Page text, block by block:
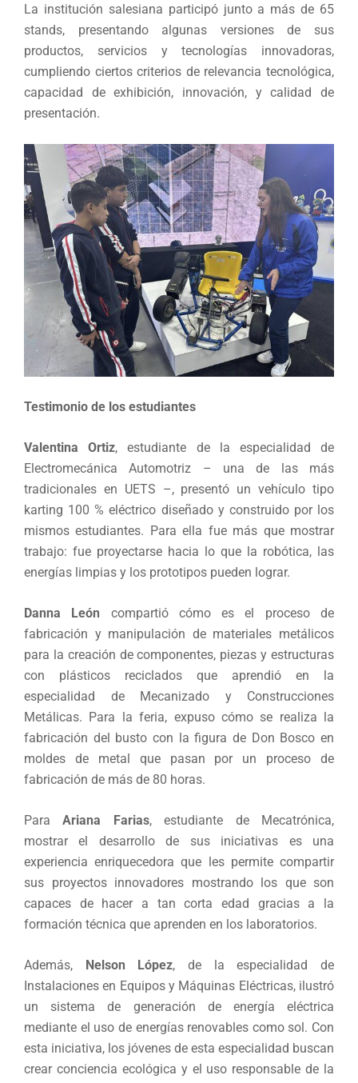
La institución salesiana participó junto a más de 65
stands, presentando algunas versiones de sus
productos, servicios y tecnologías innovadoras,
cumpliendo ciertos criterios de relevancia tecnológica,
capacidad de exhibición, innovación, y calidad de
presentación.
Testimonio de los estudiantes
Valentina Ortiz, estudiante de la especialidad de
Electromecánica Automotriz – una de las más
tradicionales en UETS –, presentó un vehículo tipo
karting 100 % eléctrico diseñado y construido por los
mismos estudiantes. Para ella fue más que mostrar
trabajo: fue proyectarse hacia lo que la robótica, las
energías limpias y los prototipos pueden lograr.
Danna León compartió cómo es el proceso de
fabricación y manipulación de materiales metálicos
para la creación de componentes, piezas y estructuras
con plásticos reciclados que aprendió en la
especialidad de Mecanizado y Construcciones
Metálicas. Para la feria, expuso cómo se realiza la
fabricación del busto con la figura de Don Bosco en
moldes de metal que pasan por un proceso de
fabricación de más de 80 horas.
ParaAriana Farias, estudiante de Mecatrónica,
mostrar el desarrollo de sus iniciativas es una
experiencia enriquecedora que les permite compartir
sus proyectos innovadores mostrando los que son
capaces de hacer a tan corta edad gracias a la
formación técnica que aprenden en los laboratorios.
Además, Nelson López, de la especialidad de
Instalaciones en Equipos y Máquinas Eléctricas, ilustró
un sistema de generación de energía eléctrica
mediante el uso de energías renovables como sol. Con
esta iniciativa, los jóvenes de esta especialidad buscan
crear conciencia ecológica y el uso responsable de la